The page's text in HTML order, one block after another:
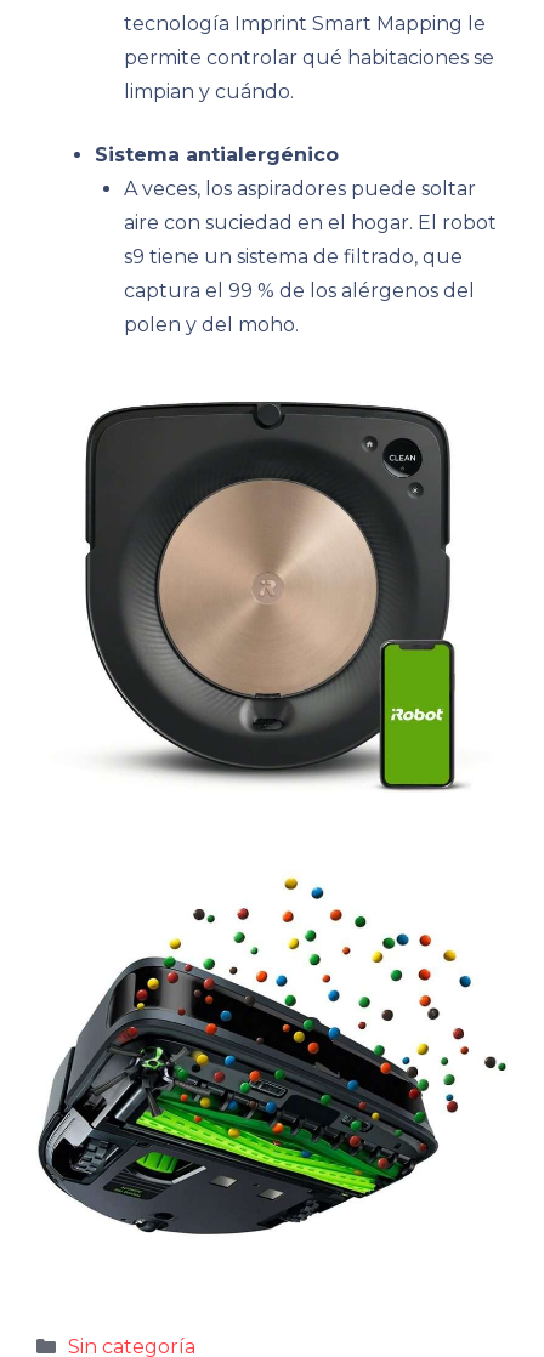
tecnología Imprint Smart Mapping le
permite controlar qué habitaciones se
limpian y cuándo.
Sistema antialergénico
A veces, los aspiradores puede soltar
aire con suciedad en el hogar. El robot
s9 tiene un sistema de filtrado, que
captura el 99 % de los alérgenos del
polen y del moho.
Categorías
Sin categoría